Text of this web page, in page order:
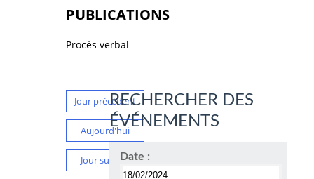
PUBLICATIONS
Procès verbal
Jour précédent
Aujourd'hui
Jour suivant
RECHERCHER DES
ÉVÉNEMENTS
Date :